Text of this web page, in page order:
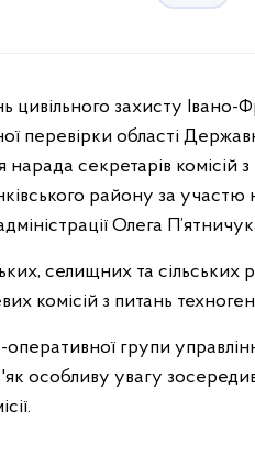
перевірки області
нарада секретарів комісій
району за участю
Олега
селищних та сільських
комісій з питань
групи
особливу увагу